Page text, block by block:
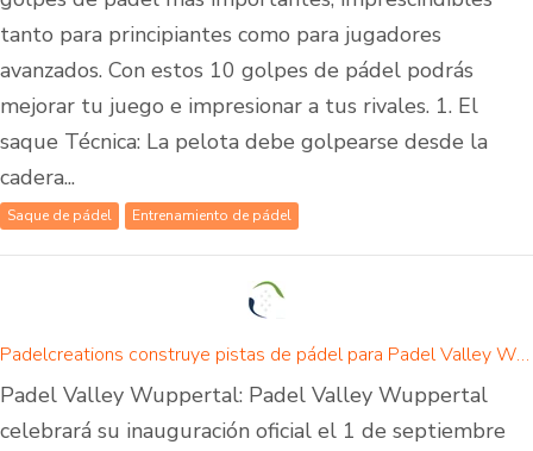
tanto para principiantes como para jugadores
avanzados. Con estos 10 golpes de pádel podrás
mejorar tu juego e impresionar a tus rivales. 1. El
saque Técnica: La pelota debe golpearse desde la
cadera...
Saque de pádel Entrenamiento de pádel
Padelcreations construye pistas de pádel para Padel Valley Wuppertal - inauguración el 01 de septiembre de 2024
Padel Valley Wuppertal: Padel Valley Wuppertal
celebrará su inauguración oficial el 1 de septiembre